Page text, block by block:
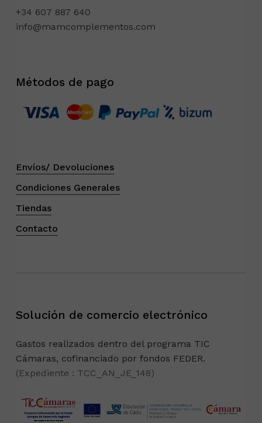
+34 607 887 640
info@mamcomplementos.com
Métodos de pago
Envíos/ Devoluciones
Condiciones Generales
Tiendas
Contacto
Solución de comercio electrónico
Gastos realizados dentro del programa TIC
Cámaras, cofinanciado por fondos FEDER.
(Expediente : TCC_AN_JE_148)